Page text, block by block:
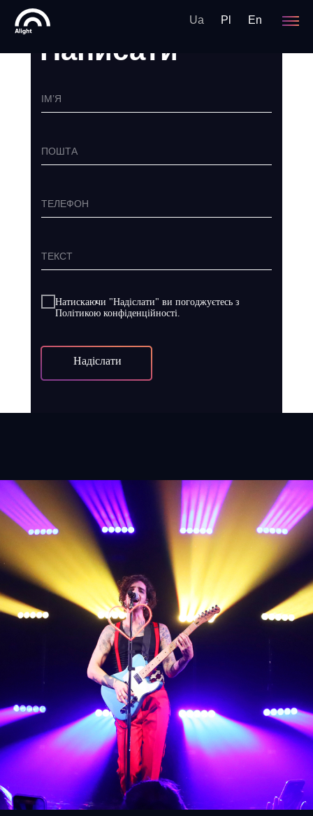
En
Ua Pl
Написати
ІМ’Я
ПОШТА
ТЕЛЕФОН
ТЕКСТ
Натискаючи "Надiслати" ви погоджуєтесь з
Політикою конфіденційності.
Надіслати